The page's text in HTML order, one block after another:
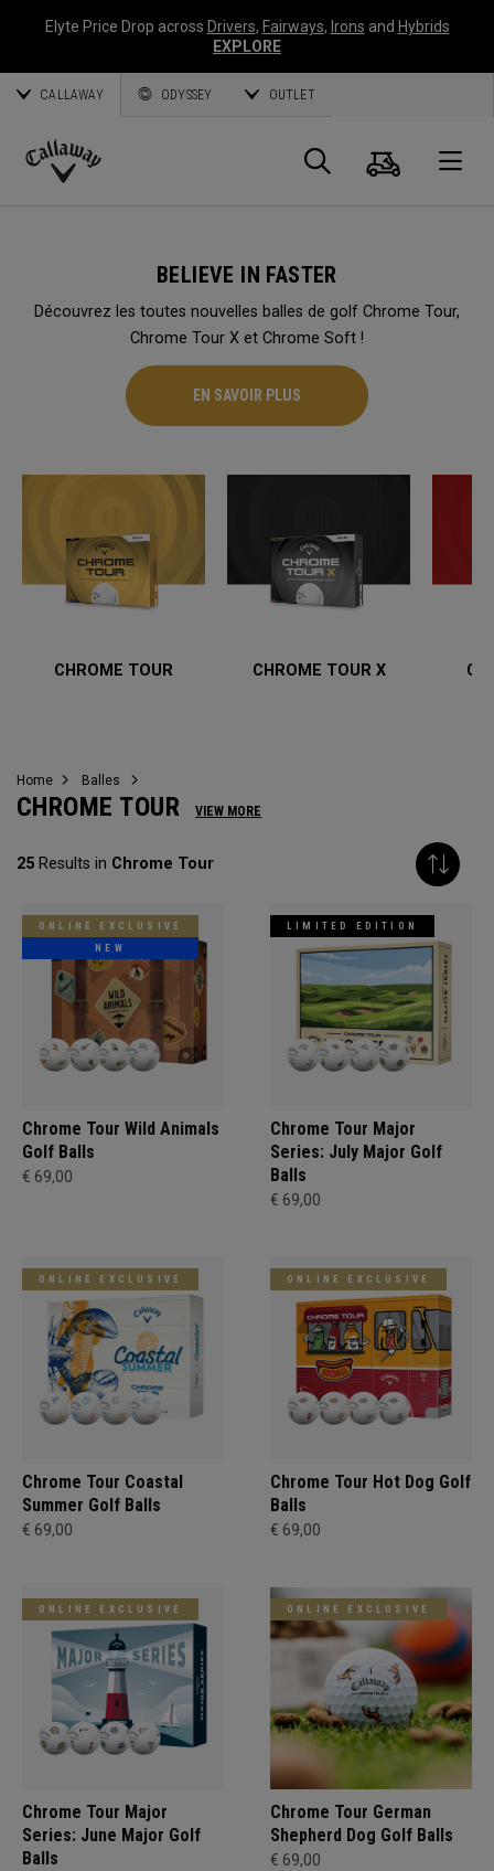
Elyte Price Drop across Drivers, Fairways, Irons and Hybrids
EXPLORE
CALLAWAY ODYSSEY OUTLET
Callaway
Panier
BELIEVE IN FASTER
Découvrez les toutes nouvelles balles de golf Chrome Tour,
Chrome Tour X et Chrome Soft !
EN SAVOIR PLUS
CHROME TOUR CHROME TOUR X
Home Balles
CHROME TOUR VIEW MORE
25 Results in Chrome Tour
ONLINE EXCLUSIVE
NEW
Chrome Tour Wild Animals
Golf Balls
€ 69,00
LIMITED EDITION
Chrome Tour Major
Series: July Major Golf
Balls
€ 69,00
ONLINE EXCLUSIVE
Chrome Tour Coastal
Summer Golf Balls
€ 69,00
ONLINE EXCLUSIVE
Chrome Tour Hot Dog Golf
Balls
€ 69,00
ONLINE EXCLUSIVE
Chrome Tour Major
Series: June Major Golf
Balls
ONLINE EXCLUSIVE
Chrome Tour German
Shepherd Dog Golf Balls
€ 69,00